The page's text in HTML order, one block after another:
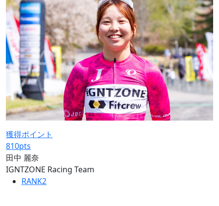
獲得ポイント
810pts
田中 麗奈
IGNTZONE Racing Team
RANK2